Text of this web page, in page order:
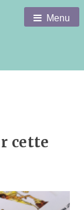
Menu
cette